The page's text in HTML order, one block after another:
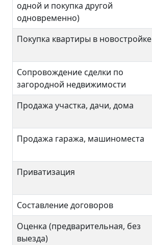
одной и покупка другой
одновременно)
Покупка квартиры в новостройке
Сопровождение сделки по
загородной недвижимости
Продажа участка, дачи, дома
Продажа гаража, машиноместа
Приватизация
Составление договоров
Оценка (предварительная, без
выезда)